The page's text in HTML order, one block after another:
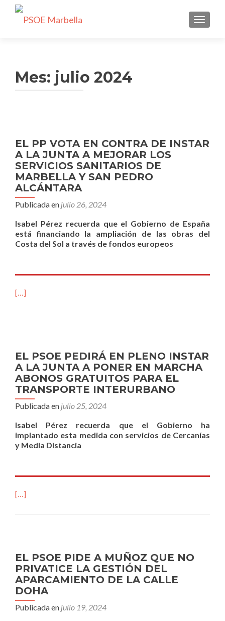
Mes: julio 2024
EL PP VOTA EN CONTRA DE INSTAR
A LA JUNTA A MEJORAR LOS
SERVICIOS SANITARIOS DE
MARBELLA Y SAN PEDRO
ALCÁNTARA
Publicada en julio 26, 2024
Isabel Pérez recuerda que el Gobierno de España
está financiando la ampliación de las obras del
Costa del Sol a través de fondos europeos
[…]
EL PSOE PEDIRÁ EN PLENO INSTAR
A LA JUNTA A PONER EN MARCHA
ABONOS GRATUITOS PARA EL
TRANSPORTE INTERURBANO
Publicada en julio 25, 2024
Isabel Pérez recuerda que el Gobierno ha
implantado esta medida con servicios de Cercanías
y Media Distancia
[…]
EL PSOE PIDE A MUÑOZ QUE NO
PRIVATICE LA GESTIÓN DEL
APARCAMIENTO DE LA CALLE
DOHA
Publicada en julio 19, 2024